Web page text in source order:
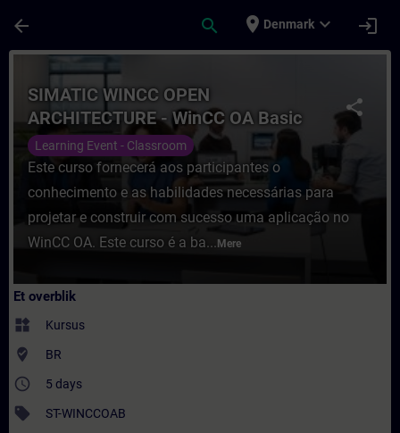
arrow_back search place Denmark expand_more login
Rute - SIMATIC WINCC OPEN
share
SIMATIC WINCC OPEN
ARCHITECTURE - WinCC OA Basic
Learning Event - Classroom
Este curso fornecerá aos participantes o
conhecimento e as habilidades necessárias para
projetar e construir com sucesso uma aplicação no
WinCC OA. Este curso é a ba... Mere
Et overblik
widgets Kursus
where_to_vote BR
access_time 5 days
sell ST-WINCCOAB